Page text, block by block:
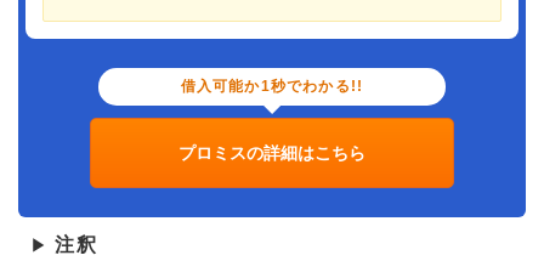
借入可能か1秒でわかる!!
プロミスの詳細はこちら
▶ 注釈